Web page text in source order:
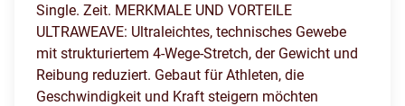
Single. Zeit. MERKMALE UND VORTEILE
ULTRAWEAVE: Ultraleichtes, technisches Gewebe
mit strukturiertem 4-Wege-Stretch, der Gewicht und
Reibung reduziert. Gebaut für Athleten, die
Geschwindigkeit und Kraft steigern möchten